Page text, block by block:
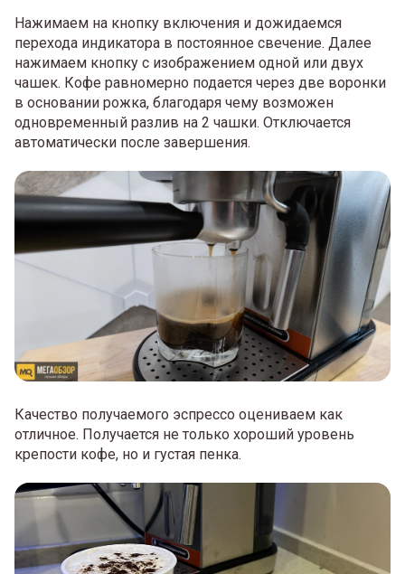
Нажимаем на кнопку включения и дожидаемся
перехода индикатора в постоянное свечение. Далее
нажимаем кнопку с изображением одной или двух
чашек. Кофе равномерно подается через две воронки
в основании рожка, благодаря чему возможен
одновременный разлив на 2 чашки. Отключается
автоматически после завершения.
Качество получаемого эспрессо оцениваем как
отличное. Получается не только хороший уровень
крепости кофе, но и густая пенка.